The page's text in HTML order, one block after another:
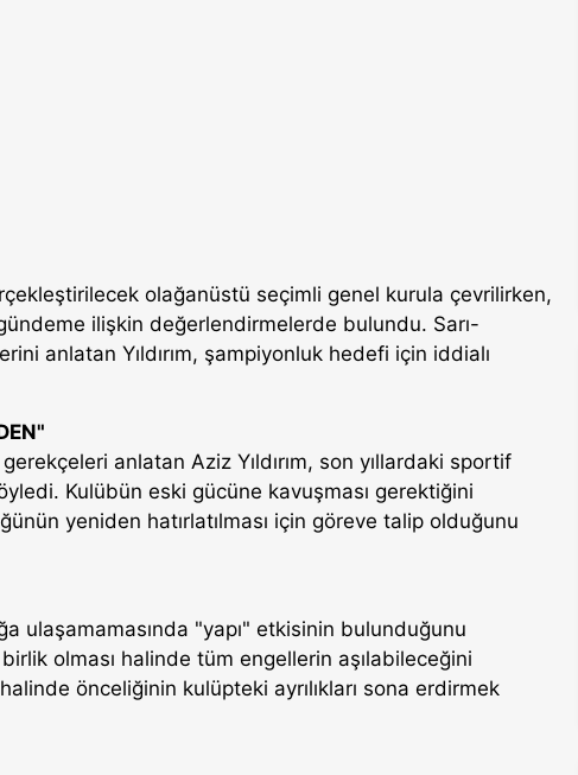
olağanüstü seçimli genel kurula çevrilirken,
ilişkin değerlendirmelerde bulundu. Sarı-
anlatan Yıldırım, şampiyonluk hedefi için iddialı
anlatan Aziz Yıldırım, son yıllardaki sportif
Kulübün eski gücüne kavuşması gerektiğini
yeniden hatırlatılması için göreve talip olduğunu
ulaşamamasında "yapı" etkisinin bulunduğunu
olması halinde tüm engellerin aşılabileceğini
önceliğinin kulüpteki ayrılıkları sona erdirmek